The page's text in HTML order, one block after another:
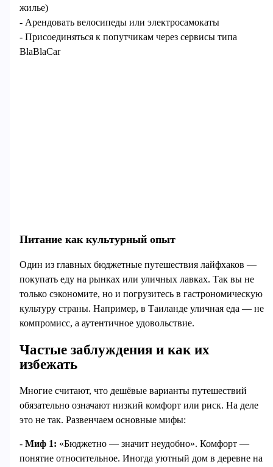
жилье)
- Арендовать велосипеды или электросамокаты
- Присоединяться к попутчикам через сервисы типа
BlaBlaCar
Питание как культурный опыт
Один из главных бюджетные путешествия лайфхаков —
покупать еду на рынках или уличных лавках. Так вы не
только сэкономите, но и погрузитесь в гастрономическую
культуру страны. Например, в Таиланде уличная еда — не
компромисс, а аутентичное удовольствие.
Частые заблуждения и как их
избежать
Многие считают, что дешёвые варианты путешествий
обязательно означают низкий комфорт или риск. На деле
это не так. Развенчаем основные мифы:
- Миф 1: «Бюджетно — значит неудобно». Комфорт —
понятие относительное. Иногда уютный дом в деревне на